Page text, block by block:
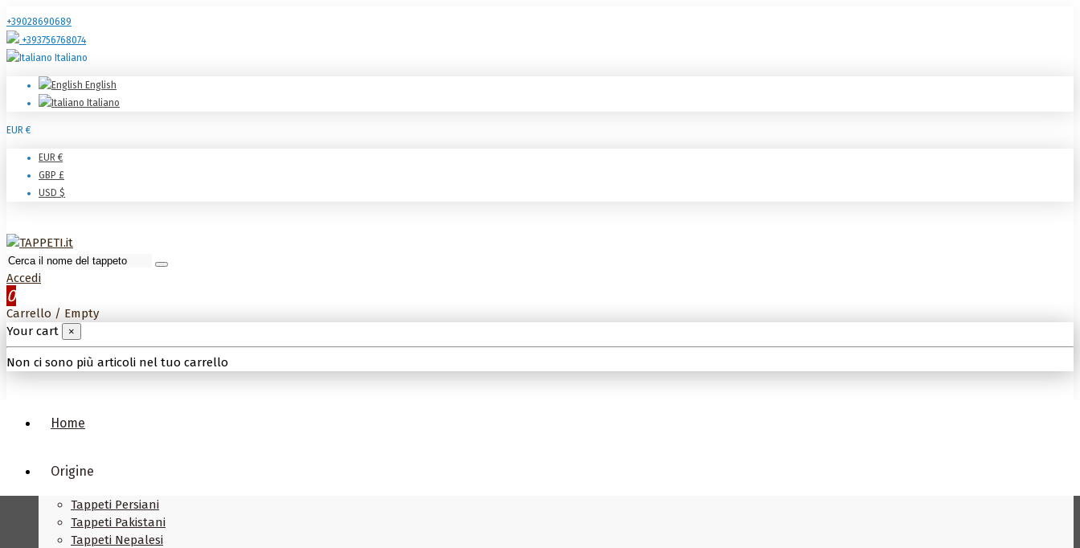
+39028690689
+393756768074
Italiano
English
Italiano
EUR €
EUR €
GBP £
USD $
Accedi
0
Carrello / Empty
Your cart
×
Non ci sono più articoli nel tuo carrello
Home
Origine
Tappeti Persiani
Tappeti Pakistani
Tappeti Nepalesi